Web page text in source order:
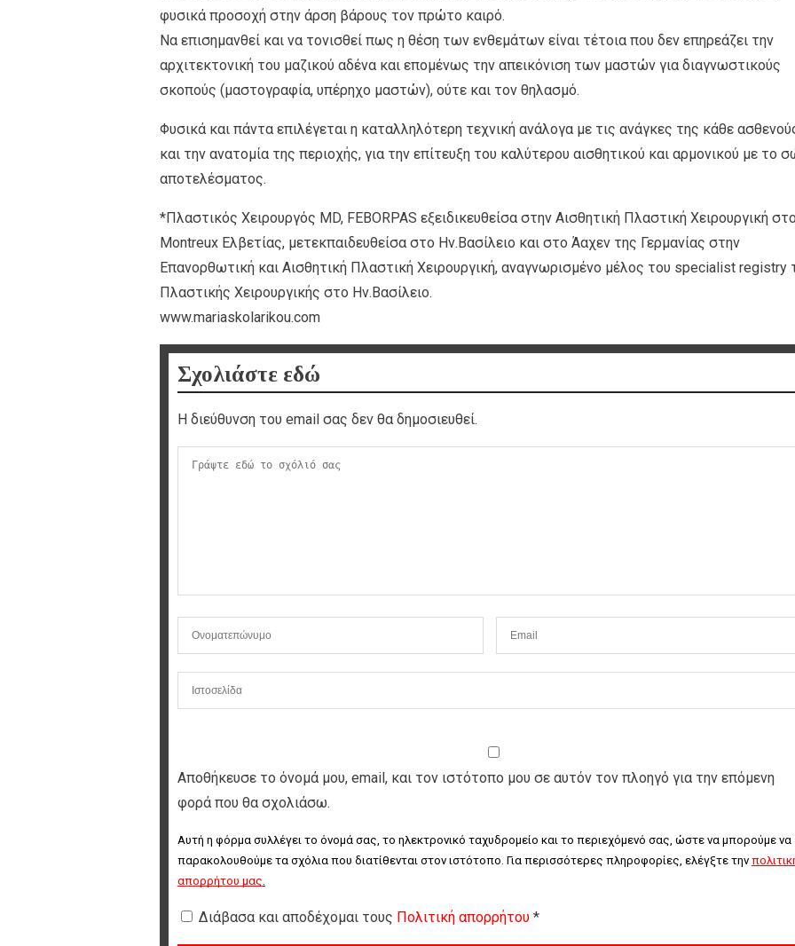
φυσικά προσοχή στην άρση βάρους τον πρώτο καιρό.
Να επισημανθεί και να τονισθεί πως η θέση των ενθεμάτων είναι τέτοια που δεν επηρεάζει την
αρχιτεκτονική του μαζικού αδένα και επομένως την απεικόνιση των μαστών για διαγνωστικούς
σκοπούς (μαστογραφία, υπέρηχο μαστών), ούτε και τον θηλασμό.
Φυσικά και πάντα επιλέγεται η καταλληλότερη τεχνική ανάλογα με τις ανάγκες της κάθε
και την ανατομία της περιοχής, για την επίτευξη του καλύτερου αισθητικού και αρμονικού με το
αποτελέσματος.
*Πλαστικός Χειρουργός MD, FEBORPAS εξειδικευθείσα στην Αισθητική Πλαστική Χειρουργική στο
Montreux Ελβετίας, μετεκπαιδευθείσα στο Ην.Βασίλειο και στο Άαχεν της Γερμανίας στην
Επανορθωτική και Αισθητική Πλαστική Χειρουργική, αναγνωρισμένο μέλος του specialist registry
Πλαστικής Χειρουργικής στο Ην.Βασίλειο.
www.mariaskolarikou.com
Σχολιάστε εδώ
Η διεύθυνση του email σας δεν θα δημοσιευθεί.
Αποθήκευσε το όνομά μου, email, και τον ιστότοπο μου σε αυτόν τον πλοηγό για την επόμενη
φορά που θα σχολιάσω.
Αυτή η φόρμα συλλέγει το όνομά σας, το ηλεκτρονικό ταχυδρομείο και το περιεχόμενό σας, ώστε να μπορούμε να
παρακολουθούμε τα σχόλια που διατίθενται στον ιστότοπο. Για περισσότερες πληροφορίες, ελέγξτε την
απορρήτου μας
Διάβασα και αποδέχομαι τους Πολιτική απορρήτου *